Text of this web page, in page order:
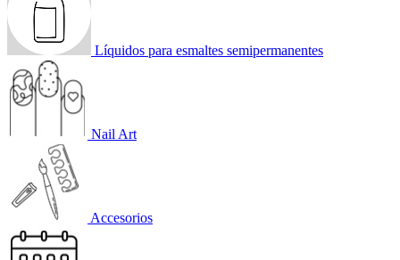
Líquidos para esmaltes semipermanentes
Nail Art
Accesorios